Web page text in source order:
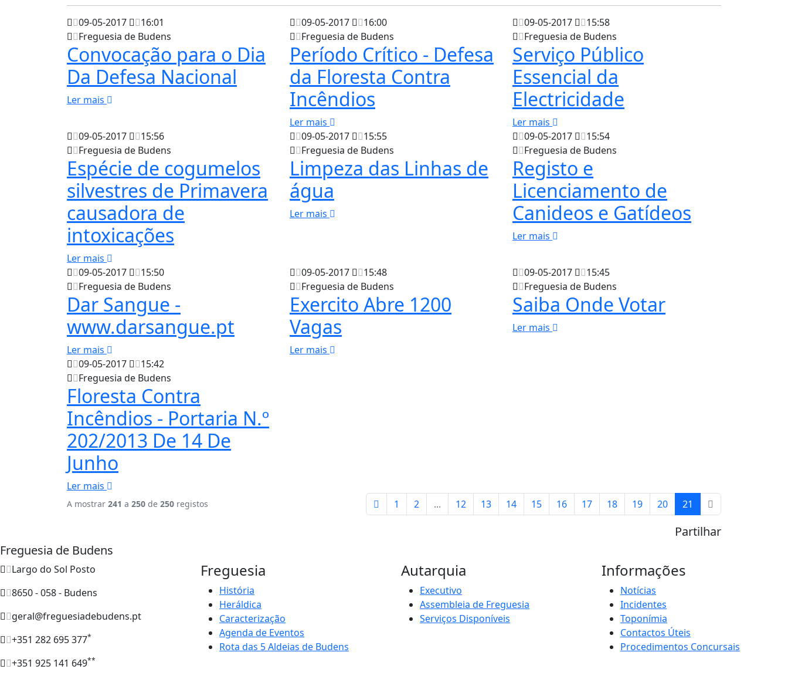
09-05-2017
16:01
Freguesia de Budens
Convocação para o Dia
Da Defesa Nacional
Ler mais
09-05-2017
16:00
Freguesia de Budens
Período Crítico - Defesa
da Floresta Contra
Incêndios
Ler mais
09-05-2017
15:58
Freguesia de Budens
Serviço Público
Essencial da
Electricidade
Ler mais
09-05-2017
15:56
Freguesia de Budens
Espécie de cogumelos
silvestres de Primavera
causadora de
intoxicações
Ler mais
09-05-2017
15:55
Freguesia de Budens
Limpeza das Linhas de
água
Ler mais
09-05-2017
15:54
Freguesia de Budens
Registo e
Licenciamento de
Canideos e Gatídeos
Ler mais
09-05-2017
15:50
Freguesia de Budens
Dar Sangue -
www.darsangue.pt
Ler mais
09-05-2017
15:48
Freguesia de Budens
Exercito Abre 1200
Vagas
Ler mais
09-05-2017
15:45
Freguesia de Budens
Saiba Onde Votar
Ler mais
09-05-2017
15:42
Freguesia de Budens
Floresta Contra
Incêndios - Portaria N.º
202/2013 De 14 De
Junho
Ler mais
A mostrar 241 a 250 de 250 registos 1 2 ... 12 13 14 15 16 17 18 19 20 21
Partilhar
Freguesia de Budens
Largo do Sol Posto
8650 - 058 - Budens
geral@freguesiadebudens.pt
+351 282 695 377*
+351 925 141 649**
Freguesia
História
Heráldica
Caracterização
Agenda de Eventos
Rota das 5 Aldeias de Budens
Autarquia
Executivo
Assembleia de Freguesia
Serviços Disponíveis
Informações
Notícias
Incidentes
Toponímia
Contactos Úteis
Procedimentos Concursais